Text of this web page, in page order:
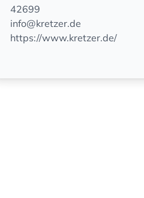
42699
info@kretzer.de
https://www.kretzer.de/